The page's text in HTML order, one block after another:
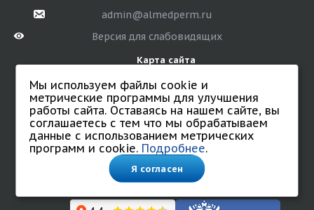
admin@almedperm.ru
Версия для слабовидящих
Карта сайта
© 2026 Санаторий «Алмед»
Все права защищены.
Политика обработки персональных данных
Согласие на обработку персональных данных.
Соглашение на обработку данных с использованием
cookie и метрических программ.
Мы используем файлы cookie и
метрические программы для улучшения
работы сайта. Оставаясь на нашем сайте, вы
соглашаетесь с тем что мы обрабатываем
данные с использованием метрических
программ и cookie. Подробнее.
Я согласен